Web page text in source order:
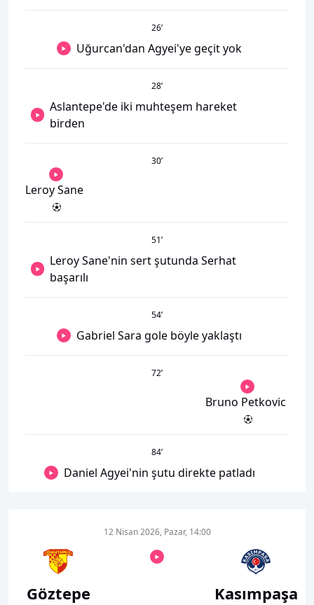
26’
Uğurcan'dan Agyei'ye geçit yok
28’
Aslantepe'de iki muhteşem hareket
birden
30’
Leroy Sane
51’
Leroy Sane'nin sert şutunda Serhat
başarılı
54’
Gabriel Sara gole böyle yaklaştı
72’
Bruno Petkovic
84’
Daniel Agyei'nin şutu direkte patladı
Göztepe
12 Nisan 2026, Pazar, 14:00
Kasımpaşa